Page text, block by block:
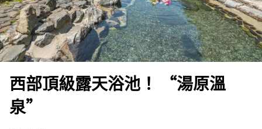
西部頂級露天浴池！ “湯原溫
泉”